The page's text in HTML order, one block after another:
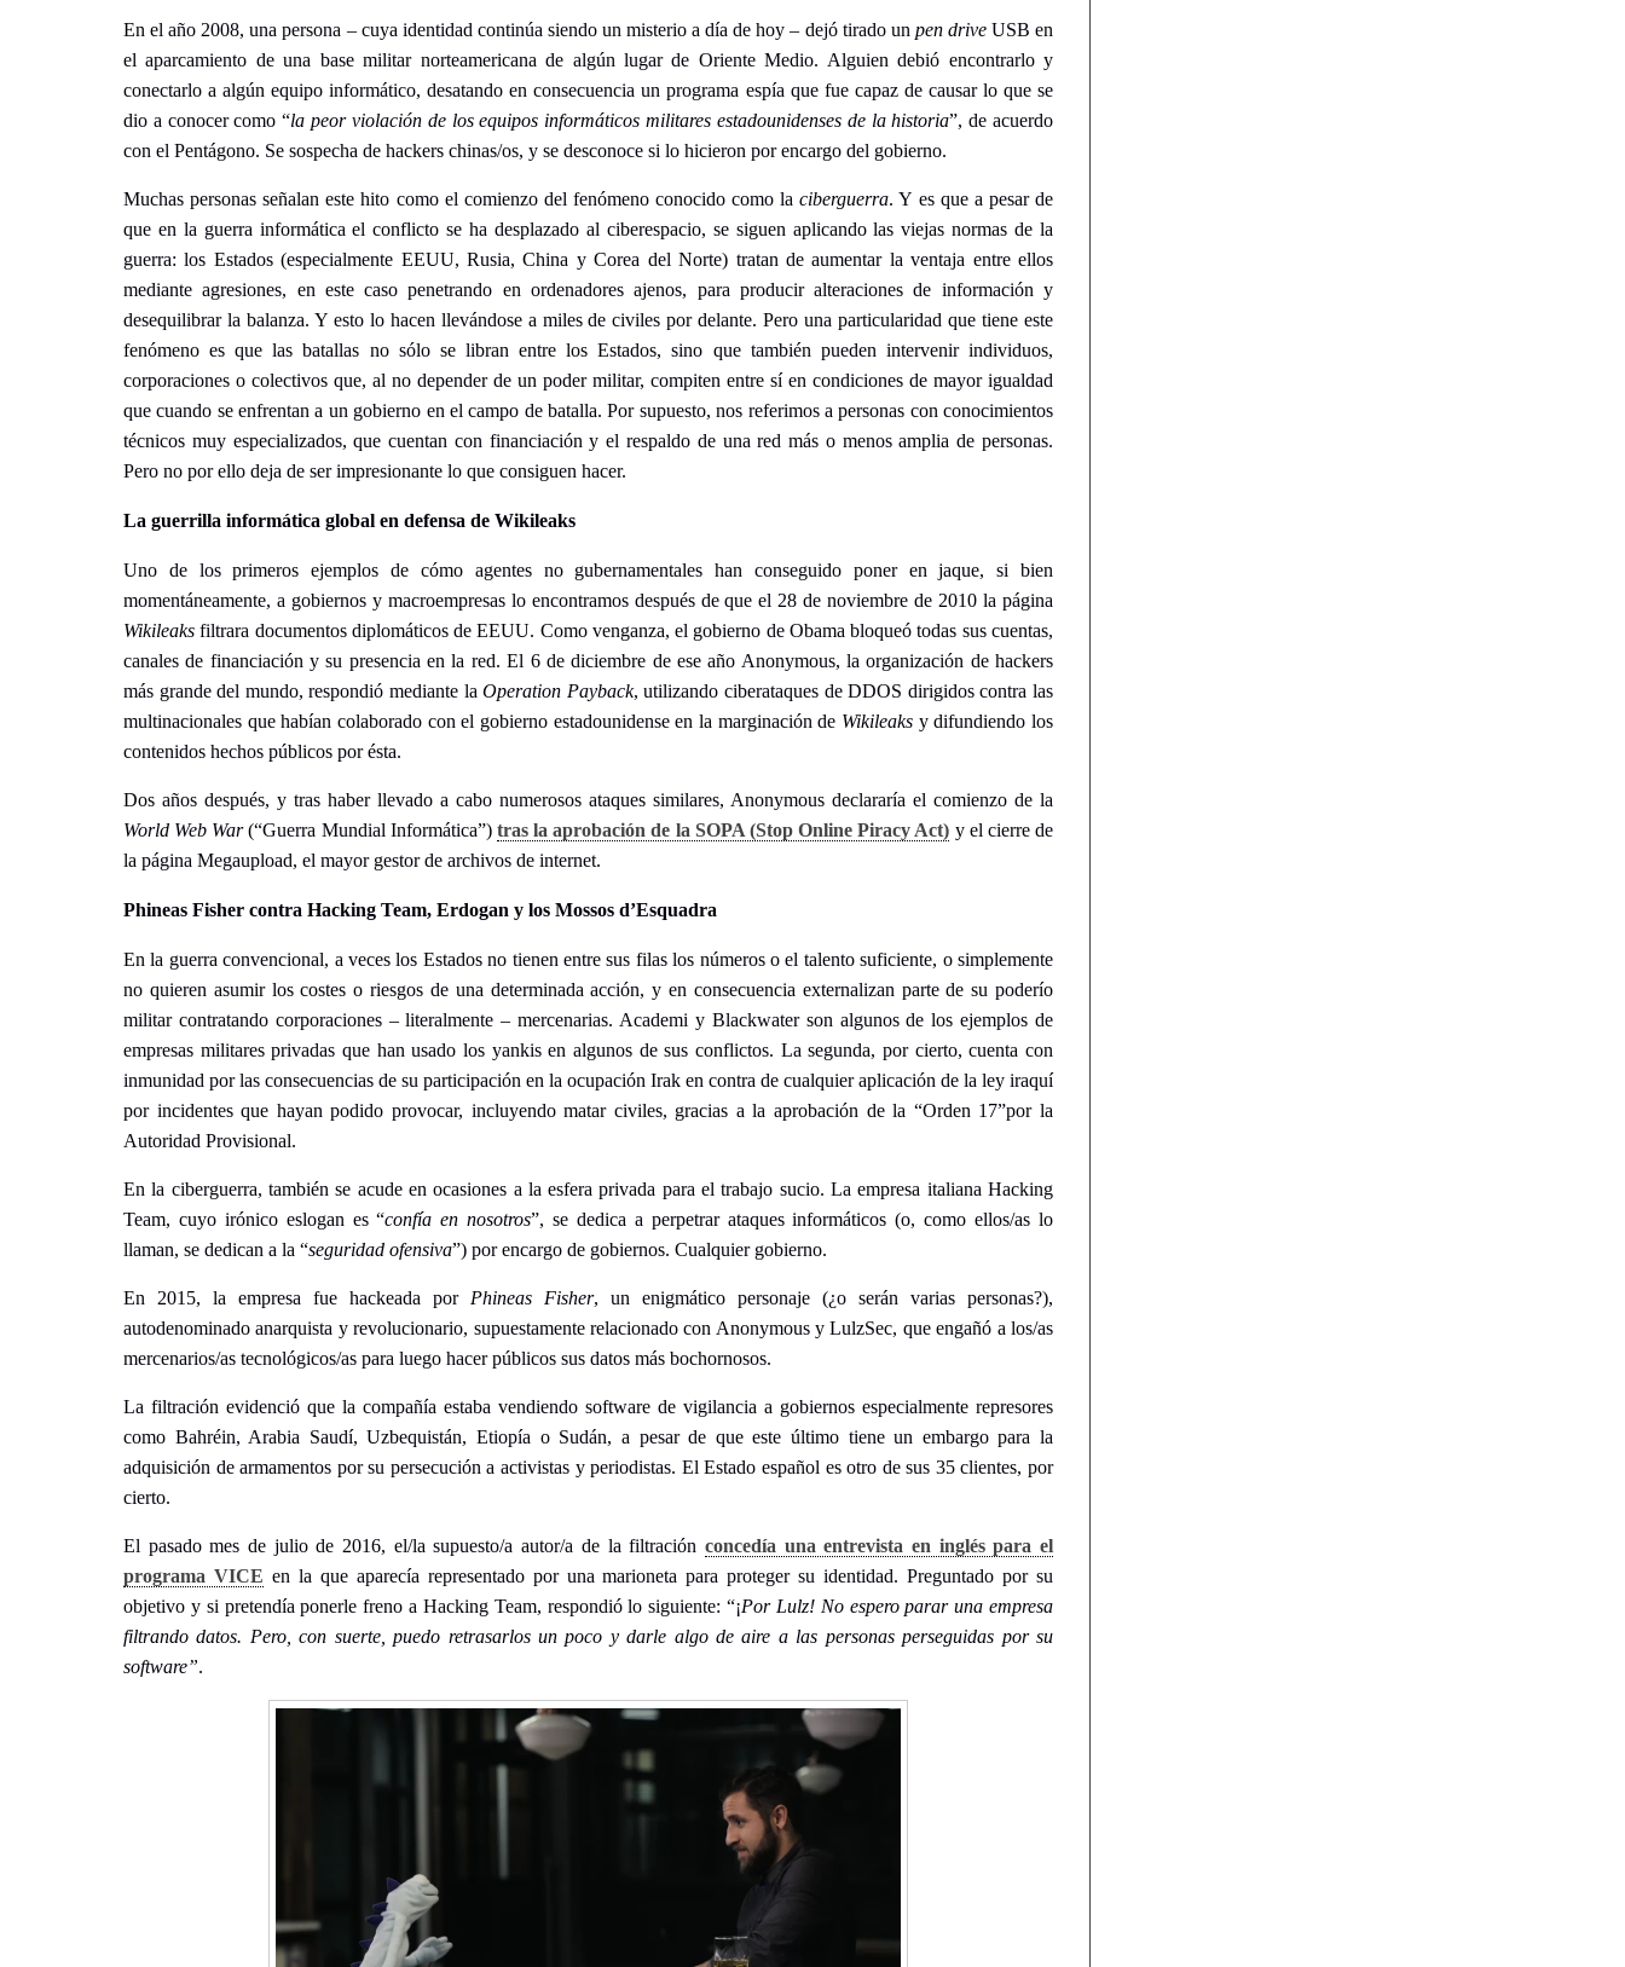
En el año 2008, una persona – cuya identidad continúa siendo un misterio a día de hoy – dejó tirado un pen driveUSB en
el aparcamiento de una base militar norteamericana de algún lugar de Oriente Medio. Alguien debió encontrarlo y
conectarlo a algún equipo informático, desatando en consecuencia un programa espía que fue capaz de causar lo que se
dio a conocer como “la peor violación de los equipos informáticos militares estadounidenses de la historia”, de acuerdo
con el Pentágono. Se sospecha de hackers chinas/os, y se desconoce si lo hicieron por encargo del gobierno.
Muchas personas señalan este hito como el comienzo del fenómeno conocido como laciberguerra. Y es que a pesar de
que en la guerra informática el conflicto se ha desplazado al ciberespacio, se siguen aplicando las viejas normas de la
guerra: los Estados (especialmente EEUU, Rusia, China y Corea del Norte) tratan de aumentar la ventaja entre ellos
mediante agresiones, en este caso penetrando en ordenadores ajenos, para producir alteraciones de información y
desequilibrar la balanza. Y esto lo hacen llevándose a miles de civiles por delante. Pero una particularidad que tiene este
fenómeno es que las batallas no sólo se libran entre los Estados, sino que también pueden intervenir individuos,
corporaciones o colectivos que, al no depender de un poder militar, compiten entre sí en condiciones de mayor igualdad
que cuando se enfrentan a un gobierno en el campo de batalla. Por supuesto, nos referimos a personas con conocimientos
técnicos muy especializados, que cuentan con financiación y el respaldo de una red más o menos amplia de personas.
Pero no por ello deja de ser impresionante lo que consiguen hacer.
La guerrilla informática global en defensa de Wikileaks
Uno de los primeros ejemplos de cómo agentes no gubernamentales han conseguido poner en jaque, si bien
momentáneamente, a gobiernos y macroempresas lo encontramos después de que el 28 de noviembre de 2010 la página
Wikileaks filtrara documentos diplomáticos de EEUU. Como venganza, el gobierno de Obama bloqueó todas sus cuentas,
canales de financiación y su presencia en la red. El 6 de diciembre de ese año Anonymous, la organización de hackers
más grande del mundo, respondió mediante laOperation Payback, utilizando ciberataques de DDOS dirigidos contra las
multinacionales que habían colaborado con el gobierno estadounidense en la marginación de Wikileaks y difundiendo los
contenidos hechos públicos por ésta.
Dos años después, y tras haber llevado a cabo numerosos ataques similares, Anonymous declararía el comienzo de la
World Web War(“Guerra Mundial Informática”) tras la aprobación de la SOPA (Stop Online Piracy Act) y el cierre de
la página Megaupload, el mayor gestor de archivos de internet.
Phineas Fisher contra Hacking Team, Erdogan y los Mossos d’Esquadra
En la guerra convencional, a veces los Estados no tienen entre sus filas los números o el talento suficiente, o simplemente
no quieren asumir los costes o riesgos de una determinada acción, y en consecuencia externalizan parte de su poderío
militar contratando corporaciones – literalmente – mercenarias. Academi y Blackwater son algunos de los ejemplos de
empresas militares privadas que han usado los yankis en algunos de sus conflictos. La segunda, por cierto, cuenta con
inmunidad por las consecuencias de su participación en la ocupación Irak en contra de cualquier aplicación de la ley iraquí
por incidentes que hayan podido provocar, incluyendo matar civiles, gracias a la aprobación de la “Orden 17”por la
Autoridad Provisional.
En la ciberguerra, también se acude en ocasiones a la esfera privada para el trabajo sucio. La empresa italiana Hacking
Team, cuyo irónico eslogan es “confía en nosotros”, se dedica a perpetrar ataques informáticos (o, como ellos/as lo
llaman, se dedican a la “seguridad ofensiva”) por encargo de gobiernos. Cualquier gobierno.
En 2015, la empresa fue hackeada por Phineas Fisher, un enigmático personaje (¿o serán varias personas?),
autodenominado anarquista y revolucionario, supuestamente relacionado con Anonymous y LulzSec, que engañó a los/as
mercenarios/as tecnológicos/as para luego hacer públicos sus datos más bochornosos.
La filtración evidenció que la compañía estaba vendiendo software de vigilancia a gobiernos especialmente represores
como Bahréin, Arabia Saudí, Uzbequistán, Etiopía o Sudán, a pesar de que este último tiene un embargo para la
adquisición de armamentos por su persecución a activistas y periodistas. El Estado español es otro de sus 35 clientes, por
cierto.
El pasado mes de julio de 2016, el/la supuesto/a autor/a de la filtración concedía una entrevista en inglés para el
programa VICE en la que aparecía representado por una marioneta para proteger su identidad. Preguntado por su
objetivo y si pretendía ponerle freno a Hacking Team, respondió lo siguiente: “¡Por Lulz! No espero parar una empresa
filtrando datos. Pero, con suerte, puedo retrasarlos un poco y darle algo de aire a las personas perseguidas por su
software”.